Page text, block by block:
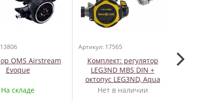
OMS Airstream
Evoque
На складе
Артикул: 17565
Комплект: регулятор
LEG3ND MBS DIN +
октопус LEG3ND, Aqua
Lung
Нет в наличии